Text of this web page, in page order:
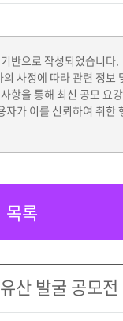
반으로 작성되었습니다.
사정에 따라 관련 정보
항을 통해 최신 공모 요
가 이를 신뢰하여 취한
목록
산 발굴 공모전